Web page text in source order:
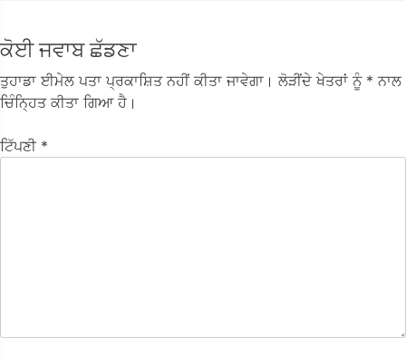
ਕੋਈ ਜਵਾਬ ਛੱਡਣਾ
ਤੁਹਾਡਾ ਈਮੇਲ ਪਤਾ ਪ੍ਰਕਾਸ਼ਿਤ ਨਹੀਂ ਕੀਤਾ ਜਾਵੇਗਾ। ਲੋੜੀਂਦੇ ਖੇਤਰਾਂ ਨੂੰ * ਨਾਲ
ਚਿੰਨ੍ਹਿਤ ਕੀਤਾ ਗਿਆ ਹੈ।
ਟਿੱਪਣੀ *